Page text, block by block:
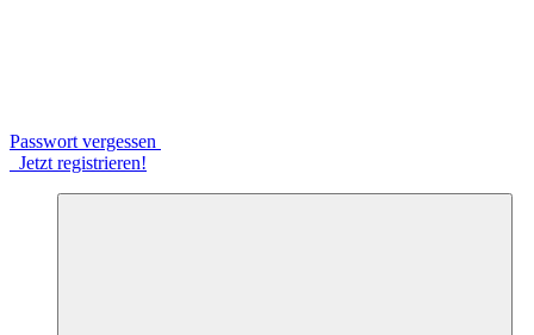
Passwort vergessen
Jetzt registrieren!